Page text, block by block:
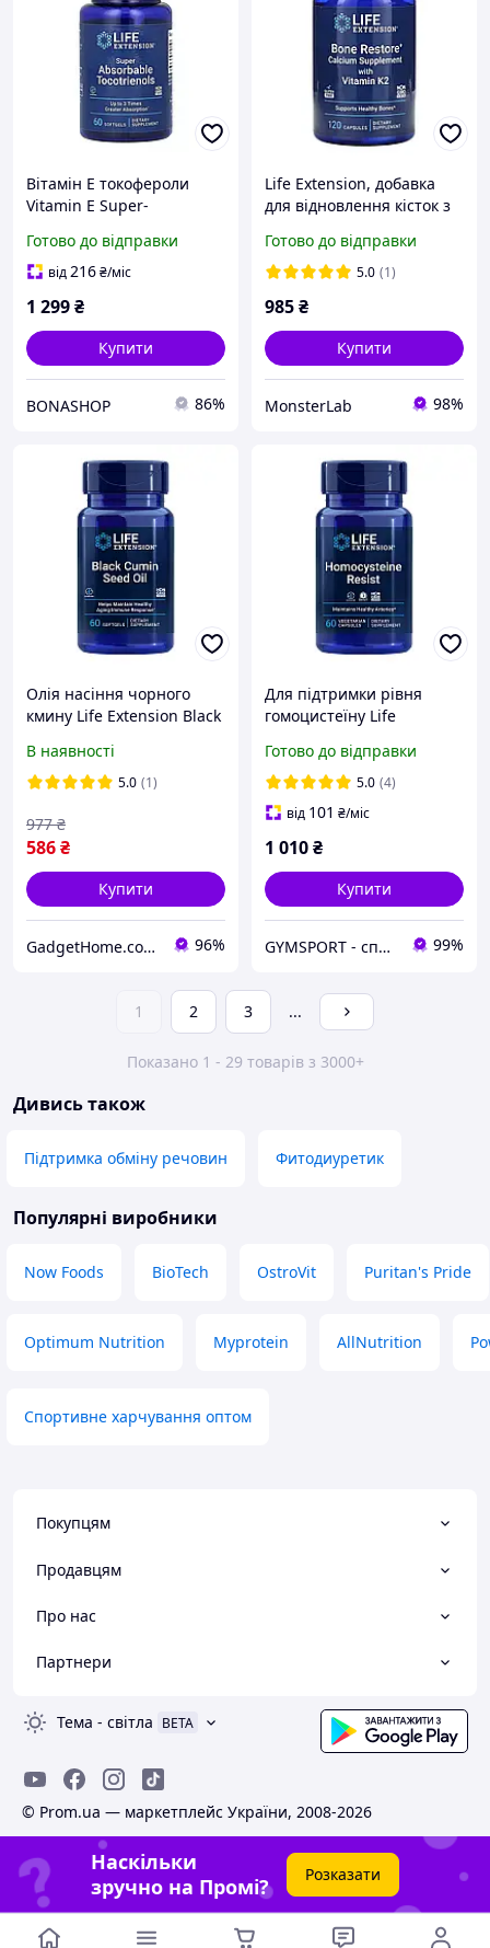
Вітамін Е токофероли
Vitamin E Super-
Life Extension 60 капсул
Готово до відправки
від216₴/міс
1 299₴
Купити
BONASHOP 86%
Life Extension, добавка
для відновлення кісток з
Готово до відправки
5.0 (1)
985₴
Купити
MonsterLab 98%
Олія насіння чорного
кмину Life Extension Black
В наявності
5.0 (1)
586₴
977 ₴
Купити
GadgetHome.com.ua 96%
Для підтримки рівня
гомоцистеїну Life
Resist 60 veg caps
Готово до відправки
5.0 (4)
від 101 ₴/міс
1 010₴
Купити
GYMSPORT - спортивне харчування та аксесуари 99%
1 2 3 ...
Показано 1 - 29 товарів з 3000+
Дивись також
Підтримка обміну речовин Фитодиуретик
Популярні виробники
Now Foods BioTech OstroVit Puritan's Pride
Optimum Nutrition Myprotein AllNutrition
Спортивне харчування оптом
Покупцям
Продавцям
Про нас
Партнери
Тема - світла BETA
© Prom.ua — маркетплейс України, 2008-2026
Наскільки
зручно на Промі?
Розказати